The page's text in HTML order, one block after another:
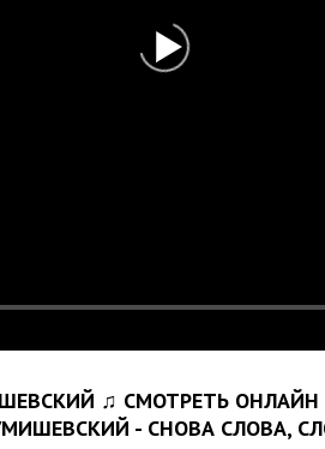
♫ СМОТРЕТЬ ОНЛАЙН